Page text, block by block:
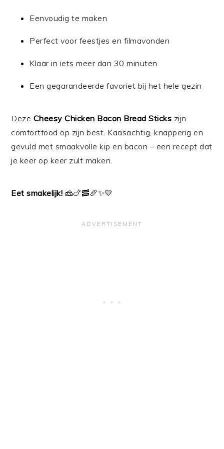
Eenvoudig te maken
Perfect voor feestjes en filmavonden
Klaar in iets meer dan 30 minuten
Een gegarandeerde favoriet bij het hele gezin
Deze Cheesy Chicken Bacon Bread Sticks zijn
comfortfood op zijn best. Kaasachtig, knapperig en
gevuld met smaakvolle kip en bacon – een recept dat
je keer op keer zult maken.
Eet smakelijk! 🧀🍗🥓🥖✨💛